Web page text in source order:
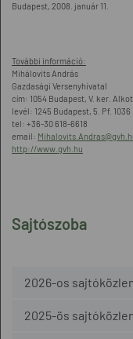
Sajtószoba
2026-os
2025-ös
Budapest, 2008. január 11.
További információ:
Mihálovits András
Gazdasági Versenyhivatal
cím: 1054 Budapest, V. ker.
levél: 1245 Budapest, 5. Pf. 1036
tel: +36-30 618-6618
email:
http://www.gvh.hu